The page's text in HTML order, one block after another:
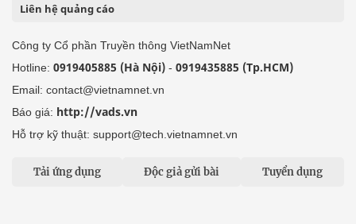
Liên hệ quảng cáo
Công ty Cổ phần Truyền thông VietNamNet
Hotline: 0919405885 (Hà Nội) - 0919435885 (Tp.HCM)
Email: contact@vietnamnet.vn
Báo giá: http://vads.vn
Hỗ trợ kỹ thuật: support@tech.vietnamnet.vn
Tải ứng dụng Độc giả gửi bài Tuyển dụng